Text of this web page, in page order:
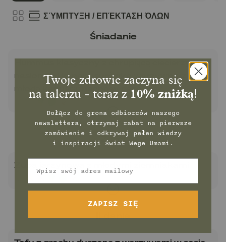
ΣΎΜΠΤΥΞΗ / ΕΠΈΚΤΑΣΗ ΌΛΩΝ
Śniadanie
Hummus klasyczny z chrupiącą ciecierzycą i
nasionami konopi, surówka warzywna z
młodą kapustą, nachosy pszenne
Zupa
Zupa jarzynowa z młodymi ziemniakami
II danie
Twoje zdrowie zaczyna się
na talerzu - teraz z 10% zniżką!
Dołącz do grona odbiorców naszego
newslettera, otrzymaj rabat na pierwsze
zamówienie i odkrywaj pełen wiedzy
i inspiracji świat Wege Umami.
ZAPISZ SIĘ